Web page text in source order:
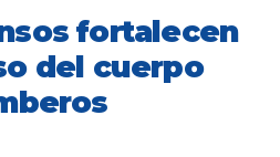
fortalecen
del cuerpo